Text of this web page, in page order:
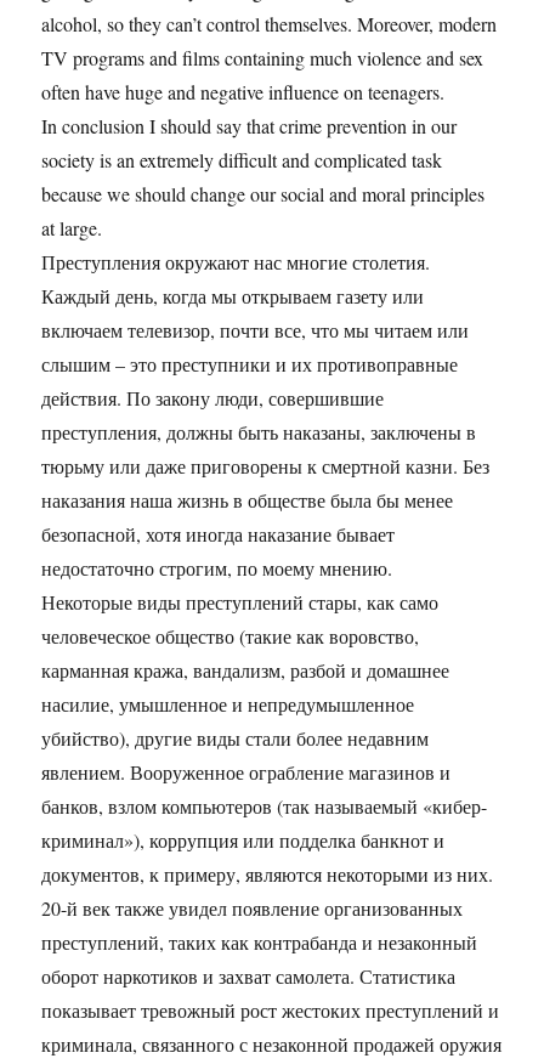
alcohol, so they can’t control themselves. Moreover, modern
TV programs and films containing much violence and sex
often have huge and negative influence on teenagers.
In conclusion I should say that crime prevention in our
society is an extremely difficult and complicated task
because we should change our social and moral principles
at large.
Преступления окружают нас многие столетия.
Каждый день, когда мы открываем газету или
включаем телевизор, почти все, что мы читаем или
слышим – это преступники и их противоправные
действия. По закону люди, совершившие
преступления, должны быть наказаны, заключены в
тюрьму или даже приговорены к смертной казни. Без
наказания наша жизнь в обществе была бы менее
безопасной, хотя иногда наказание бывает
недостаточно строгим, по моему мнению.
Некоторые виды преступлений стары, как само
человеческое общество (такие как воровство,
карманная кража, вандализм, разбой и домашнее
насилие, умышленное и непредумышленное
убийство), другие виды стали более недавним
явлением. Вооруженное ограбление магазинов и
банков, взлом компьютеров (так называемый «кибер-
криминал»), коррупция или подделка банкнот и
документов, к примеру, являются некоторыми из них.
20-й век также увидел появление организованных
преступлений, таких как контрабанда и незаконный
оборот наркотиков и захват самолета. Статистика
показывает тревожный рост жестоких преступлений и
криминала, связанного с незаконной продажей оружия